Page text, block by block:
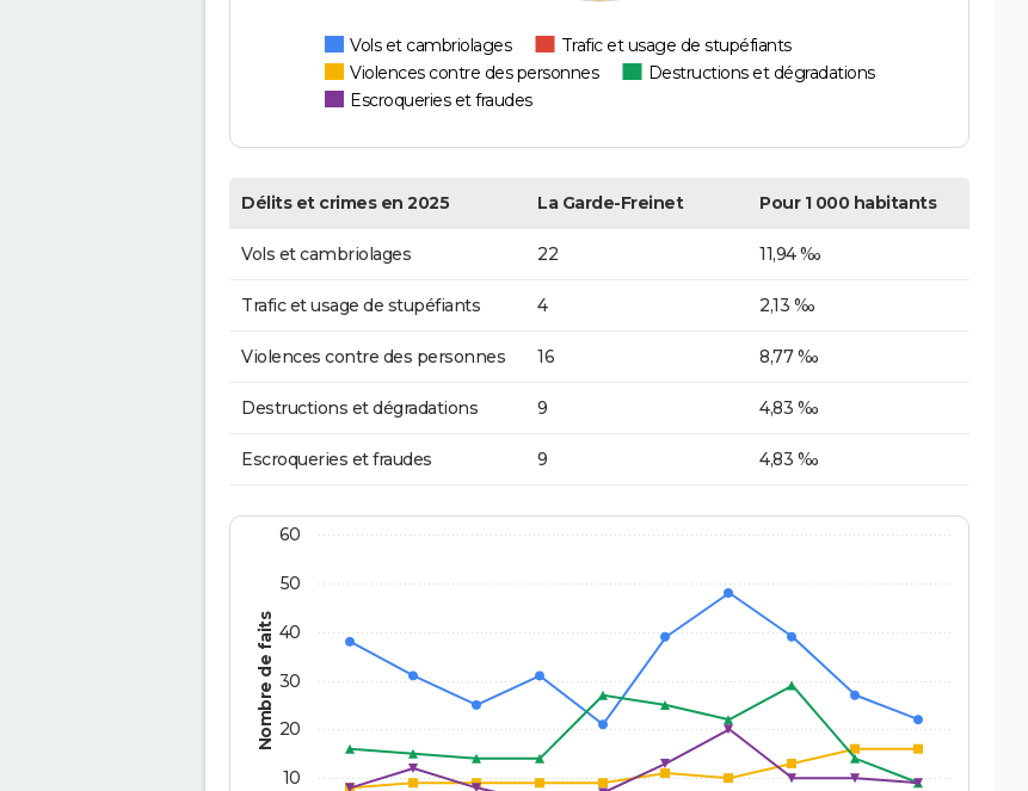
Vols et cambriolages
Trafic et usage de stupéfiants
Violences contre des personnes
Destructions et dégradations
Escroqueries et fraudes
Délits et crimes en 2025 La Garde-Freinet Pour 1 000 habitants
Vols et cambriolages 22 11,94 ‰
Trafic et usage de stupéfiants 4 2,13 ‰
Violences contre des personnes 16 8,77 ‰
Destructions et dégradations 9 4,83 ‰
Escroqueries et fraudes 9 4,83 ‰
Nombre de faits
10
20
30
40
50
60